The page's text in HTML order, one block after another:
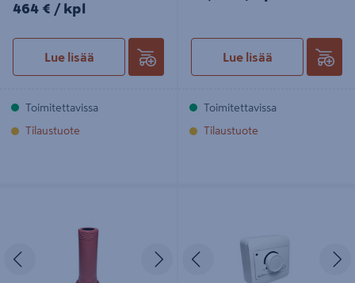
464€/kpl
464 € / kpl
Lue lisää
Toimitettavissa
Tilaustuote
Lue lisää
Toimitettavissa
Tilaustuote
SeuraavaEdellinen